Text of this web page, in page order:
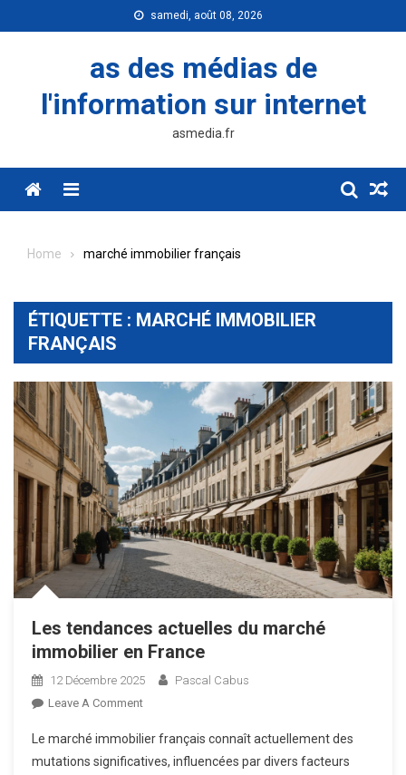
to
samedi, août 08, 2026
as des médias de
l'information sur internet
asmedia.fr
Menu
Home marché immobilier français
ÉTIQUETTE : MARCHÉ IMMOBILIER
FRANÇAIS
Les tendances actuelles du marché
immobilier en France
12 Décembre 2025
Pascal Cabus
Leave A CommentOn
Tendances
Actuelles
Le marché immobilier français connaît actuellement des
mutations significatives, influencées par divers facteurs